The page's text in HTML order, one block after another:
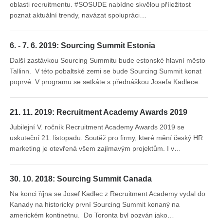
oblasti recruitmentu. #SOSUDE nabídne skvělou příležitost
poznat aktuální trendy, navázat spolupráci…
6. - 7. 6. 2019: Sourcing Summit Estonia
Další zastávkou Sourcing Summitu bude estonské hlavní město
Tallinn. V této pobaltské zemi se bude Sourcing Summit konat
poprvé. V programu se setkáte s přednáškou Josefa Kadlece.
21. 11. 2019: Recruitment Academy Awards 2019
Jubilejní V. ročník Recruitment Academy Awards 2019 se
uskuteční 21. listopadu. Soutěž pro firmy, které mění český HR
marketing je otevřená všem zajímavým projektům. I v…
30. 10. 2018: Sourcing Summit Canada
Na konci října se Josef Kadlec z Recruitment Academy vydal do
Kanady na historicky první Sourcing Summit konaný na
americkém kontinetnu. Do Toronta byl pozván jako…